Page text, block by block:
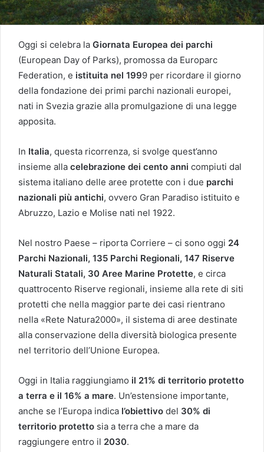
Oggi si celebra la Giornata Europea dei parchi
(European Day of Parks), promossa da Europarc
Federation, e istituita nel 1999 per ricordare il giorno
della fondazione dei primi parchi nazionali europei,
nati in Svezia grazie alla promulgazione di una legge
apposita.
In Italia, questa ricorrenza, si svolge quest’anno
insieme alla celebrazione dei cento anni compiuti dal
sistema italiano delle aree protette con i due parchi
nazionali più antichi, ovvero Gran Paradiso istituito e
Abruzzo, Lazio e Molise nati nel 1922.
Nel nostro Paese – riporta Corriere – ci sono oggi 24
Parchi Nazionali, 135 Parchi Regionali, 147 Riserve
Naturali Statali, 30 Aree Marine Protette, e circa
quattrocento Riserve regionali, insieme alla rete di siti
protetti che nella maggior parte dei casi rientrano
nella «Rete Natura2000», il sistema di aree destinate
alla conservazione della diversità biologica presente
nel territorio dell’Unione Europea.
Oggi in Italia raggiungiamo il 21% di territorio protetto
a terra e il 16% a mare. Un’estensione importante,
anche se l’Europa indica l’obiettivo del 30% di
territorio protetto sia a terra che a mare da
raggiungere entro il 2030.